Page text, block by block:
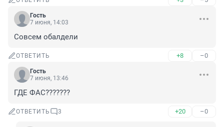
Гость
7 июня, 14:03
Совсем обалдели
ОТВЕТИТЬ +8 –0
Гость
7 июня, 13:46
ГДЕ ФАС???????
ОТВЕТИТЬ 3 +20 –0